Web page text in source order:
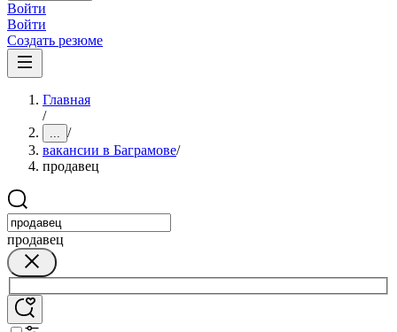
Войти
Войти
Создать резюме
Главная
/
... /
вакансии в Баграмове/
продавец
продавец